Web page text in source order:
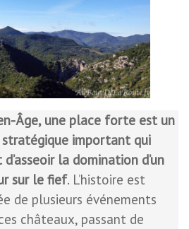
Âge, une place forte est un
stratégique important qui
la domination d’un
sur le fief. L’histoire est
de plusieurs événements
châteaux, passant de